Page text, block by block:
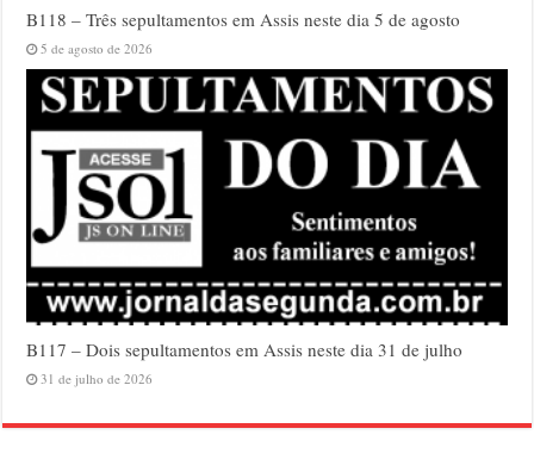
B118 – Três sepultamentos em Assis neste dia 5 de agosto
5 de agosto de 2026
B117 – Dois sepultamentos em Assis neste dia 31 de julho
31 de julho de 2026